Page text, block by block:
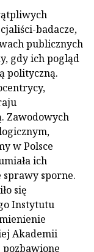
badacze,
publicznych
gdy ich pogląd
polityczną.
Zawodowych
w Polsce
ich
sporne.
się
Instytutu
Akademii